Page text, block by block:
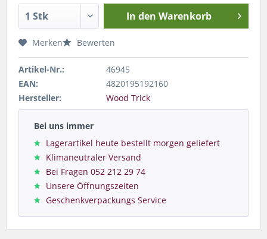
In den Warenkorb
Merken Bewerten
Artikel-Nr.:
46945
EAN:
4820195192160
Hersteller:
Wood Trick
Bei uns immer
Lagerartikel heute bestellt morgen geliefert
Klimaneutraler Versand
Bei Fragen 052 212 29 74
Unsere Öffnungszeiten
Geschenkverpackungs Service